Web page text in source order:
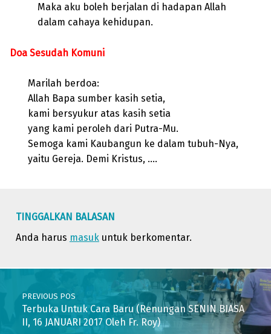
Maka aku boleh berjalan di hadapan Allah
dalam cahaya kehidupan.
Doa Sesudah Komuni
Marilah berdoa:
Allah Bapa sumber kasih setia,
kami bersyukur atas kasih setia
yang kami peroleh dari Putra-Mu.
Semoga kami Kaubangun ke dalam tubuh-Nya,
yaitu Gereja. Demi Kristus, ….
TINGGALKAN BALASAN
Anda harus masukuntuk berkomentar.
Post navigation
PREVIOUS POS
Terbuka Untuk Cara Baru (Renungan SENIN BIASA
II, 16 JANUARI 2017 Oleh Fr. Roy)